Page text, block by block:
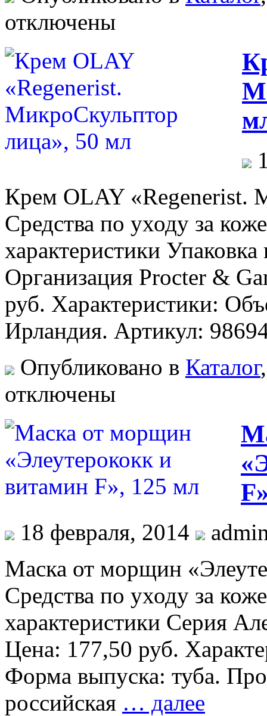
отключены
Крем OLAY «Regenerist.
Средства по уходу за
характеристики
Организация Procter &
руб. Характеристики:
Ирландия. Артикул:
Опубликовано в Каталог
отключены
18 февраля, 2014
Маска от морщин
Средства по уходу за
характеристики Серия
Цена: 177,50 руб.
Форма выпуска: туба.
российская … далее